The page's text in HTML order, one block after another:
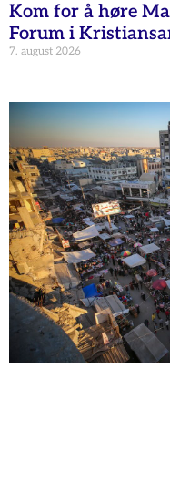
Kom for å høre
Forum i
7. august 2026